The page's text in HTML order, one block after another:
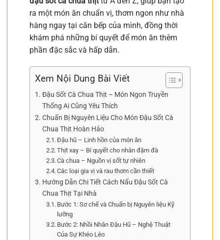
ra một món ăn chuẩn vị, thơm ngon như nhà
hàng ngay tại căn bếp của mình, đồng thời
khám phá những bí quyết để món ăn thêm
phần đặc sắc và hấp dẫn.
Xem Nội Dung Bài Viết
Đậu Sốt Cà Chua Thịt – Món Ngon Truyền
Thống Ai Cũng Yêu Thích
Chuẩn Bị Nguyên Liệu Cho Món Đậu Sốt Cà
Chua Thịt Hoàn Hảo
Đậu hũ – Linh hồn của món ăn
Thịt xay – Bí quyết cho nhân đậm đà
Cà chua – Nguồn vị sốt tự nhiên
Các loại gia vị và rau thơm cần thiết
Hướng Dẫn Chi Tiết Cách Nấu Đậu Sốt Cà
Chua Thịt Tại Nhà
Bước 1: Sơ chế và Chuẩn bị Nguyên liệu Kỹ
lưỡng
Bước 2: Nhồi Nhân Đậu Hũ – Nghệ Thuật
Của Sự Khéo Léo